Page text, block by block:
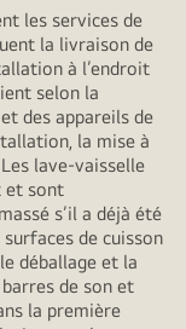
les services de
la livraison de
à l’endroit
selon la
des appareils de
la mise à
lave-vaisselle
et sont
s’il a déjà été
de cuisson
déballage et la
de son et
la première